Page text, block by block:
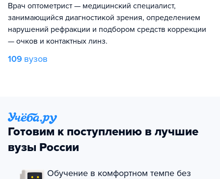
Врач оптометрист — медицинский специалист,
занимающийся диагностикой зрения, определением
нарушений рефракции и подбором средств коррекции
— очков и контактных линз.
109 вузов
Готовим к поступлению в лучшие
вузы России
Обучение в комфортном темпе без